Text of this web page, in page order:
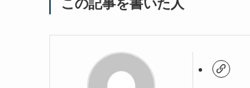
この記事を書いた人